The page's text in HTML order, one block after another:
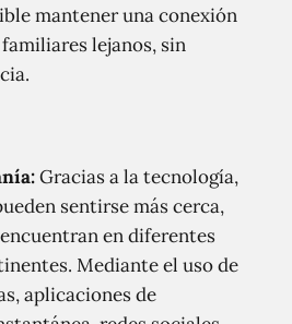
mantener una conexión
lejanos, sin
Gracias a la tecnología,
sentirse más cerca,
en diferentes
Mediante el uso de
aplicaciones de